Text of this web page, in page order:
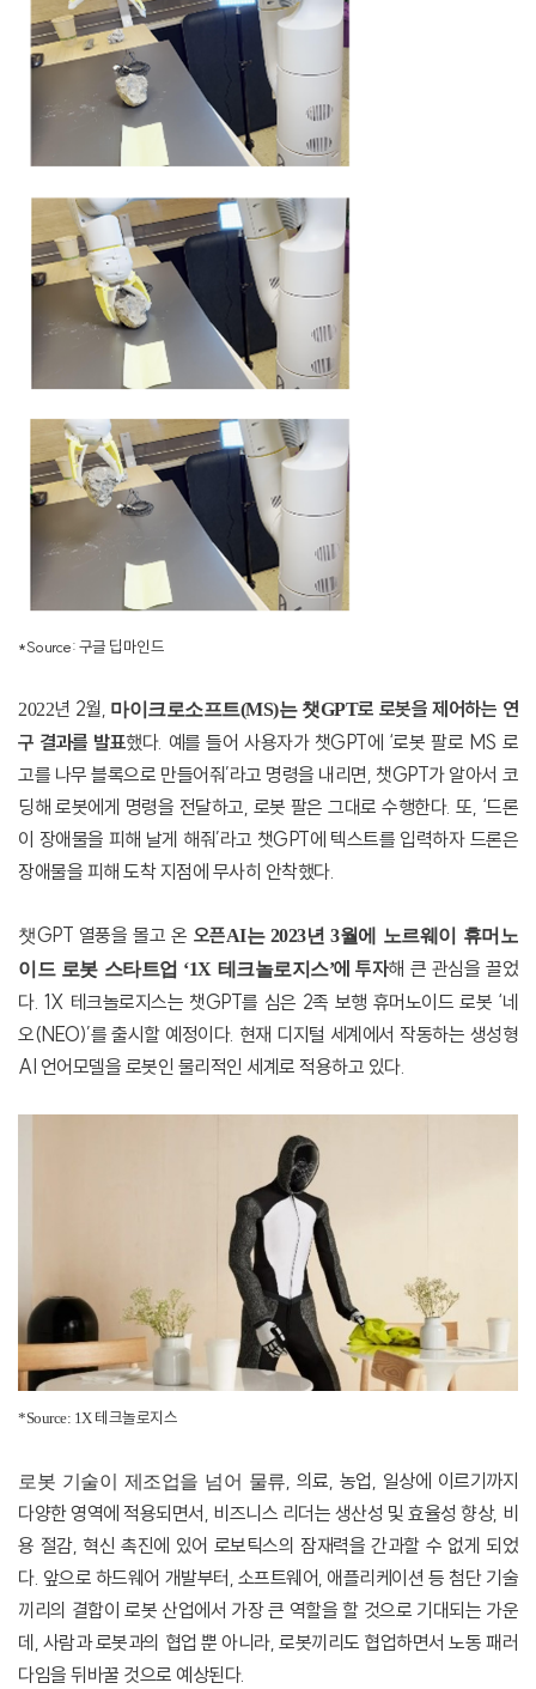
*Source:구글 딥마인드
2022년 2월 마이크로소프트(MS)는 챗GPT로 로봇을 제어하는 연
구 결과를 발표했다. 예를 들어 사용자가 챗GPT에 ‘로봇 팔로 MS 로
고를 나무 블록으로 만들어줘’라고 명령을 내리면 챗GPT가 알아서 코
딩해 로봇에게 명령을 전달하고 로봇 팔은 그대로 수행한다.또 , ‘드론
이 장애물을 피해 날게 해줘’라고 챗GPT에 텍스트를 입력하자 드론은
장애물을 피해 도착 지점에 무사히 안착했다.
챗GPT 열풍을 몰고 온 오픈AI는2023년 3월에 노르웨이 휴머노
이드 로봇 스타트업 ‘1X 테크놀로지스’에 투자해 큰 관심을 끌었
다. 1X 테크놀로지스는 챗GPT를 심은 2족 보행 휴머노이드 로봇 ‘네
오(NEO)’를 출시할 예정이다. 현재 디지털 세계에서 작동하는 생성형
AI 언어모델을 로봇인 물리적인 세계로 적용하고 있다.
*Source: 1X 테크놀로지스
로봇 기술이 제조업을 넘어 물류, 의료, 농업, 일상에 이르기까지
다양한 영역에 적용되면서 , 비즈니스 리더는 생산성 및 효율성 향상, 비
용 절감, 혁신 촉진에 있어 로보틱스의 잠재력을 간과할 수 없게 되었
다. 앞으로 하드웨어 개발부터 , 소프트웨어, 애플리케이션 등 첨단 기술
끼리의 결합이 로봇 산업에서 가장 큰 역할을 할 것으로 기대되는 가운
데 , 사람과 로봇과의 협업 뿐 아니라,로봇끼리도 협업하면서 노동 패러
다임을 뒤바꿀 것으로 예상된다.